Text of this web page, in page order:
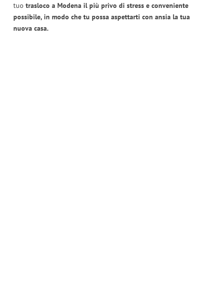
tuo trasloco a Modena il più privo di stress e conveniente
possibile, in modo che tu possa aspettarti con ansia la tua
nuova casa.